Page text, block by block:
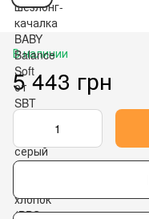
В наличии
5 443 грн